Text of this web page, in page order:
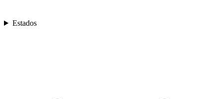
Estados